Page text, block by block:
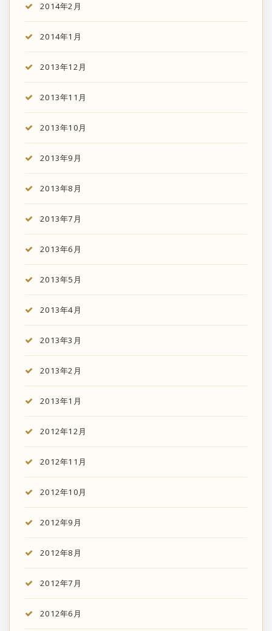
2014年2月
2014年1月
2013年12月
2013年11月
2013年10月
2013年9月
2013年8月
2013年7月
2013年6月
2013年5月
2013年4月
2013年3月
2013年2月
2013年1月
2012年12月
2012年11月
2012年10月
2012年9月
2012年8月
2012年7月
2012年6月